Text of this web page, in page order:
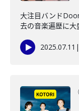
大注目バンド
去の音楽遍歴に大
2025.07.11 |